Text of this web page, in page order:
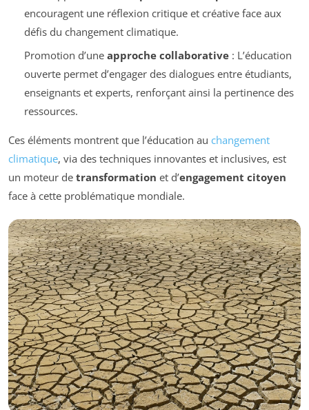
encouragent une réflexion critique et créative face aux
défis du changement climatique.
Promotion d’une approche collaborative: L’éducation
ouverte permet d’engager des dialogues entre étudiants,
enseignants et experts, renforçant ainsi la pertinence des
ressources.
Ces éléments montrent que l’éducation au changement
climatique, via des techniques innovantes et inclusives, est
un moteur de transformation et d’engagement citoyen
face à cette problématique mondiale.